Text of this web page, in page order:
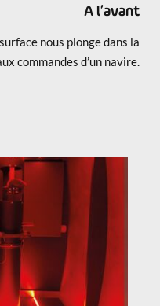
A l’avant
nous plonge dans la
commandes d’un navire.